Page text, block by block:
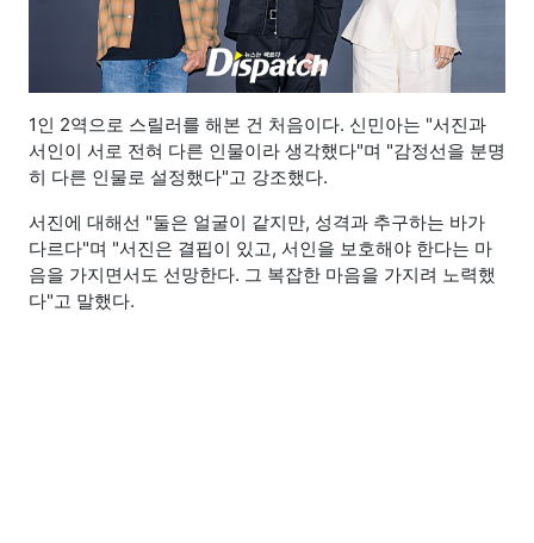
1인 2역으로 스릴러를 해본 건 처음이다. 신민아는 "서진과
서인이 서로 전혀 다른 인물이라 생각했다"며 "감정선을 분명
히 다른 인물로 설정했다"고 강조했다.
서진에 대해선 "둘은 얼굴이 같지만, 성격과 추구하는 바가
다르다"며 "서진은 결핍이 있고, 서인을 보호해야 한다는 마
음을 가지면서도 선망한다. 그 복잡한 마음을 가지려 노력했
다"고 말했다.